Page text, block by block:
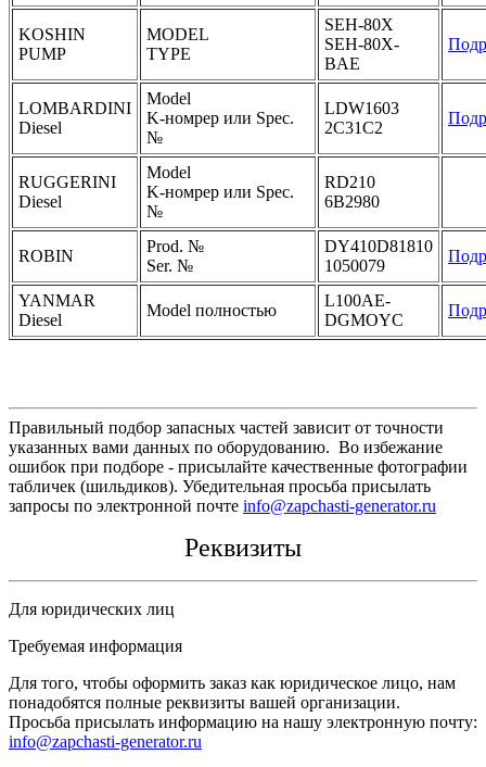
KOSHIN
PUMP
MODEL
TYPE
SEH-80X
SEH-80X-
BAE
LOMBARDINI
Diesel
Model
K-номрер или Spec.
№
LDW1603
2C31C2
RUGGERINI
Diesel
Model
K-номрер или Spec.
№
RD210
6B2980
ROBIN
Prod. №
Ser. №
DY410D81810
1050079
YANMAR
Diesel
Model полностью
L100AE-
DGMOYC
Правильный подбор запасных частей зависит от точности
указанных вами данных по оборудованию. Во избежание
ошибок при подборе - присылайте качественные фотографии
табличек (шильдиков). Убедительная просьба присылать
запросы по электронной почте info@zapchasti-generator.ru
Реквизиты
Для юридических лиц
Требуемая информация
Для того, чтобы оформить заказ как юридическое лицо, нам
понадобятся полные реквизиты вашей организации.
Просьба присылать информацию на нашу электронную почту:
info@zapchasti-generator.ru